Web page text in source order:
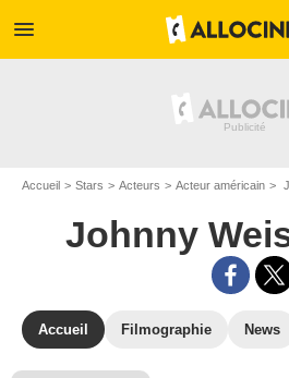
menu
Accueil Stars Acteurs Acteur américain
Johnny
Accueil Filmographie News